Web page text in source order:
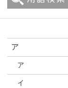
ア
ア
イ